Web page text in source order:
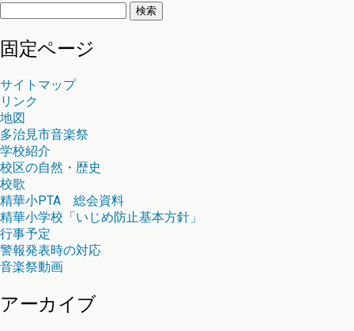
検
固定ページ
サイトマップ
リンク
地図
多治見市音楽祭
学校紹介
校区の自然・歴史
校歌
精華小PTA 総会資料
精華小学校「いじめ防止基本方針」
行事予定
警報発表時の対応
音楽祭動画
アーカイブ